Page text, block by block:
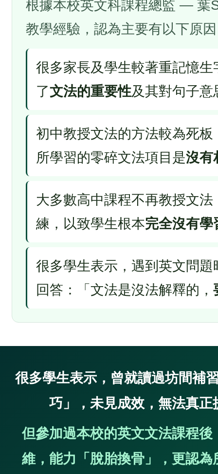
根據本校英文科課程總監 — 葉
教學經驗，認為主要有以下原
很多家長及學生較著重記憶
了文法的重要性及其對句子意
初中教授文法的方法較為死
所學習的零碎文法項目是沒有
大多數高中課程不再教授文
練，以致學生根本完全沒有學
很多學生表示，遇到英文問
回答：「文法是沒法解釋的，
很多學生表示，曾就讀過坊間補
巧」，未見成效，無法真正
但參加過本校的英文文法課程後
維，能力「脫胎換骨」，更認為